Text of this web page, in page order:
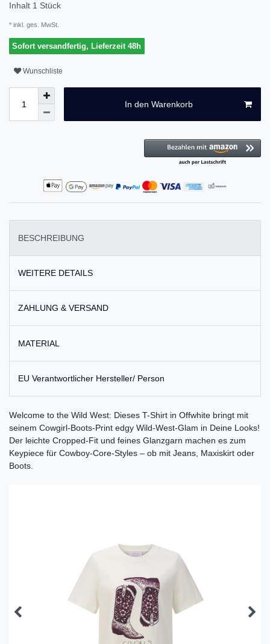
Inhalt 1 Stück
* inkl. ges. MwSt.
Sofort versandfertig, Lieferzeit 48h
Wunschliste
In den Warenkorb
BESCHREIBUNG
WEITERE DETAILS
ZAHLUNG & VERSAND
MATERIAL
EU Verantwortlicher Hersteller/ Person
Welcome to the Wild West: Dieses T-Shirt in Offwhite bringt mit
seinem Cowgirl-Boots-Print edgy Wild-West-Glam in Deine Looks!
Der leichte Cropped-Fit und feines Glanzgarn machen es zum
Keypiece für Cowboy-Core-Styles – ob mit Jeans, Maxiskirt oder
Boots.